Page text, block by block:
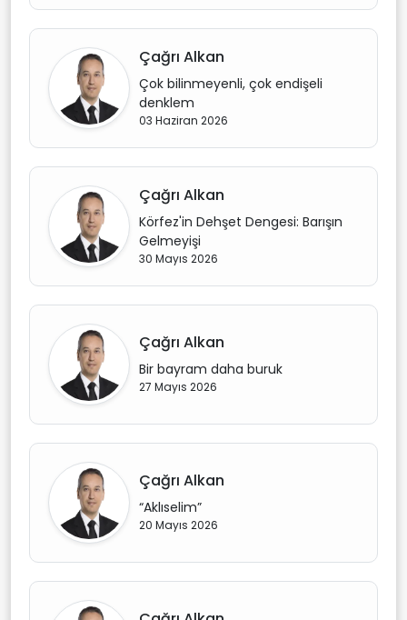
Çağrı Alkan
Çok bilinmeyenli, çok endişeli
denklem
03 Haziran 2026
Çağrı Alkan
Körfez'in Dehşet Dengesi: Barışın
Gelmeyişi
30 Mayıs 2026
Çağrı Alkan
Bir bayram daha buruk
27 Mayıs 2026
Çağrı Alkan
“Aklıselim”
20 Mayıs 2026